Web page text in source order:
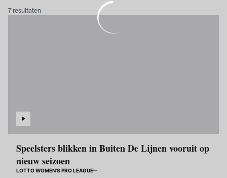
7 resultaten
Speelsters blikken in Buiten De Lijnen vooruit op
nieuw seizoen
LOTTO WOMEN'S PRO LEAGUE